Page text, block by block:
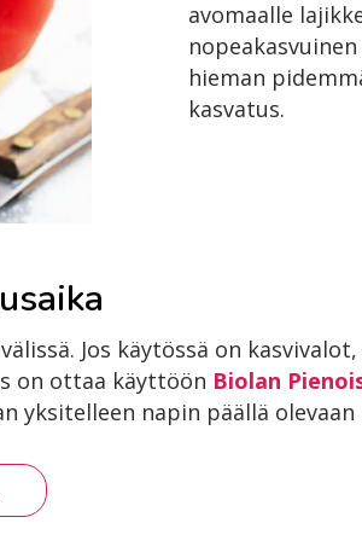
avomaalle
hieman
kasvatus.
Jos käytössä on
on ottaa käyttöön Biolan
yksitelleen napin päällä olevaan